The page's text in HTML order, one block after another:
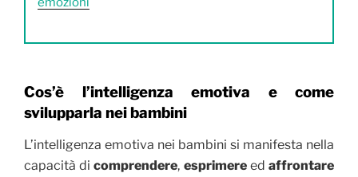
Cos’è l’intelligenza emotiva e come
svilupparla nei bambini
L’intelligenza emotiva nei bambini si manifesta nella
capacità dicomprendere, esprimereedaffrontare